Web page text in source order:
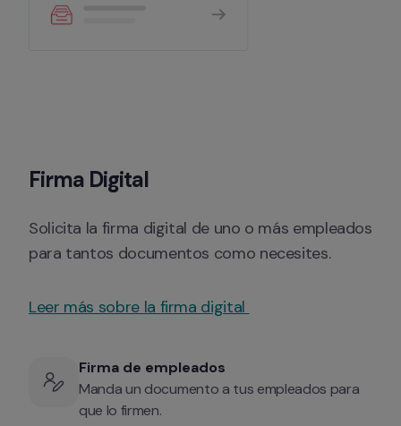
Firma Digital
Solicita la firma digital de uno o más empleados
para tantos documentos como necesites.
Leer más sobre la firma digital
Firma de empleados
Manda un documento a tus empleados para
que lo firmen.